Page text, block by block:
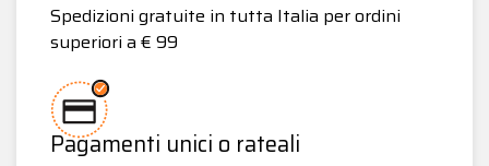
Spedizioni gratuite in tutta Italia per ordini
superiori a € 99
Pagamenti unici o rateali